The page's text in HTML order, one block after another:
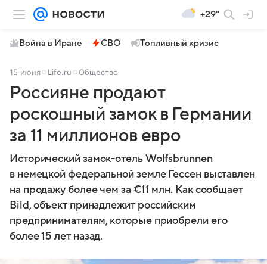
+29°
Война в Иране СВО Топливный кризис
15 июня Life.ru Общество
Россияне продают
роскошный замок в Германии
за 11 миллионов евро
Исторический замок-отель Wolfsbrunnen
в немецкой федеральной земле Гессен выставлен
на продажу более чем за €11 млн. Как сообщает
Bild, объект принадлежит российским
предпринимателям, которые приобрели его
более 15 лет назад.